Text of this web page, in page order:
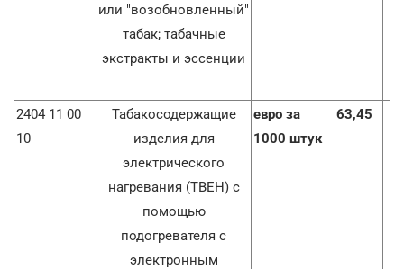
или "возобновленный"
табак; табачные
экстракты и эссенции
2404 11 00
10
Табакосодержащие
изделия для
электрического
нагревания (ТВЕН) с
помощью
подогревателя с
электронным
евро за
1000 штук
63,45